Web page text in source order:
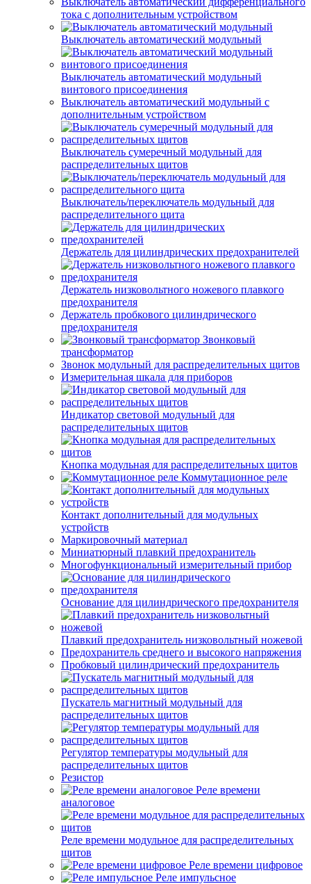
тока с дополнительным устройством
Выключатель автоматический модульный
Выключатель автоматический модульный
винтового присоединения
Выключатель автоматический модульный с
дополнительным устройством
Выключатель сумеречный модульный для
распределительных щитов
Выключатель/переключатель модульный для
распределительного щита
Держатель для цилиндрических предохранителей
Держатель низковольтного ножевого плавкого
предохранителя
Держатель пробкового цилиндрического
предохранителя
Звонковый
трансформатор
Звонок модульный для распределительных щитов
Измерительная шкала для приборов
Индикатор световой модульный для
распределительных щитов
Кнопка модульная для распределительных щитов
Коммутационное реле
Контакт дополнительный для модульных
устройств
Маркировочный материал
Миниатюрный плавкий предохранитель
Многофункциональный измерительный прибор
Основание для цилиндрического предохранителя
Плавкий предохранитель низковольтный ножевой
Предохранитель среднего и высокого напряжения
Пробковый цилиндрический предохранитель
Пускатель магнитный модульный для
распределительных щитов
Регулятор температуры модульный для
распределительных щитов
Резистор
Реле времени
аналоговое
Реле времени модульное для распределительных
щитов
Реле времени цифровое
Реле импульсное